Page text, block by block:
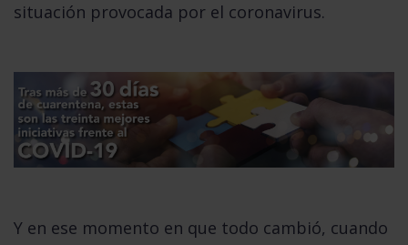
situación provocada por el coronavirus.
Y en ese momento en que todo cambió, cuando